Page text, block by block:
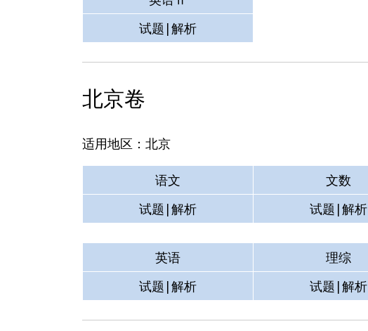
试题|解析
北京卷
适用地区：北京
语文 文数
试题|解析
试题|解析
英语 理综
试题|解析
试题|解析